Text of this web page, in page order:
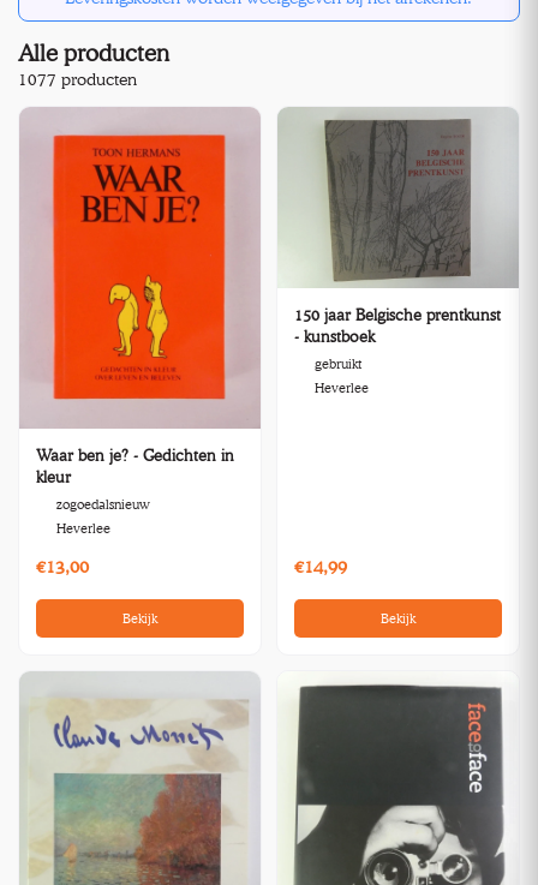
Alle producten
1077 producten
Waar ben je? - Gedichten in
kleur
zogoedalsnieuw
Heverlee
€13,00
Bekijk
150 jaar Belgische prentkunst
- kunstboek
gebruikt
Heverlee
€14,99
Bekijk